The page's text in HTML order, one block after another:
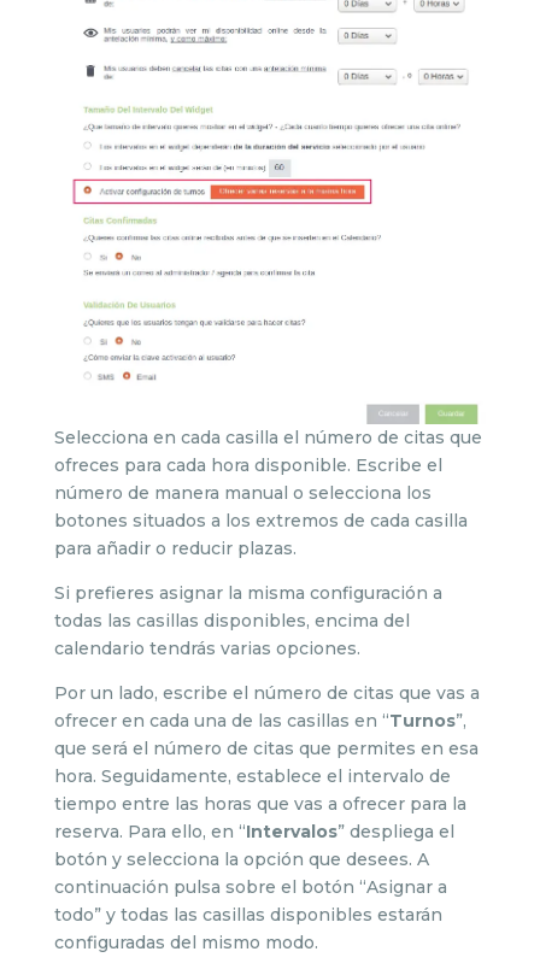
Selecciona en cada casilla el número de citas que
ofreces para cada hora disponible. Escribe el
número de manera manual o selecciona los
botones situados a los extremos de cada casilla
para añadir o reducir plazas.
Si prefieres asignar la misma configuración a
todas las casillas disponibles, encima del
calendario tendrás varias opciones.
Por un lado, escribe el número de citas que vas a
ofrecer en cada una de las casillas en “Turnos”,
que será el número de citas que permites en esa
hora. Seguidamente, establece el intervalo de
tiempo entre las horas que vas a ofrecer para la
reserva. Para ello, en “Intervalos” despliega el
botón y selecciona la opción que desees. A
continuación pulsa sobre el botón “Asignar a
todo” y todas las casillas disponibles estarán
configuradas del mismo modo.